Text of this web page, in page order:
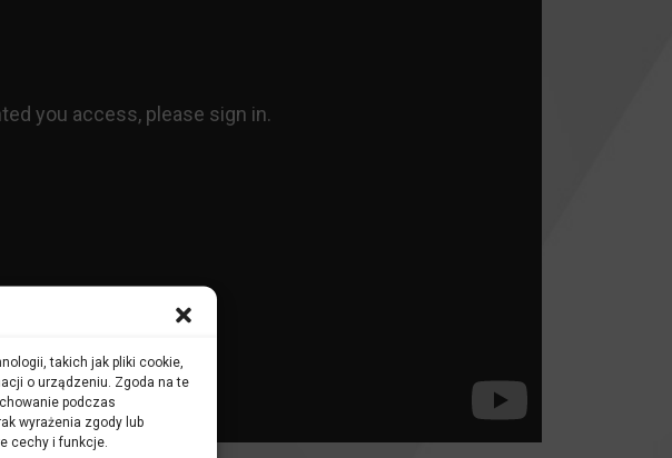
takich jak pliki cookie,
o urządzeniu. Zgoda na te
podczas
wyrażenia zgody lub
cechy i funkcje.